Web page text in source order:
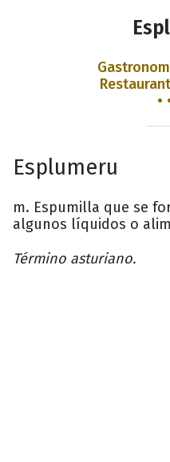
•
Esplumeru
m. Espumilla que se
algunos líquidos o
Término asturiano.